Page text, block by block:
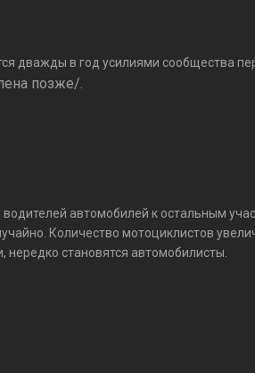
дважды в год усилиями сообщества
позже/.
автомобилей к остальным
Количество мотоциклистов
становятся автомобилисты.